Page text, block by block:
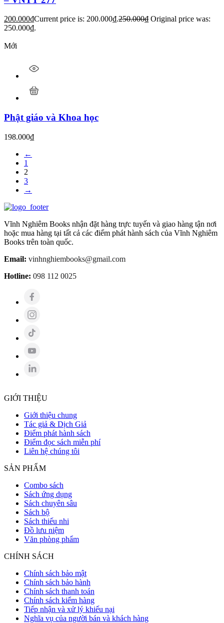
200.000₫Current price is: 200.000₫.250.000₫ Original price was:
250.000₫.
Mới
Phật giáo và Khoa học
198.000₫
←
1
2
3
→
Vĩnh Nghiêm Books nhận đặt hàng trực tuyến và giao hàng tận nơi
hoặc mua hàng tại tất cả các điểm phát hành sách của Vĩnh Nghiêm
Books trên toàn quốc.
Email: vinhnghiembooks@gmail.com
Hotline: 098 112 0025
GIỚI THIỆU
Giới thiệu chung
Tác giả & Dịch Giả
Điểm phát hành sách
Điểm đọc sách miễn phí
Liên hệ chúng tôi
SẢN PHẨM
Combo sách
Sách ứng dụng
Sách chuyên sâu
Sách bộ
Sách thiếu nhi
Đồ lưu niệm
Văn phòng phẩm
CHÍNH SÁCH
Chính sách bảo mật
Chính sách bảo hành
Chính sách thanh toán
Chính sách kiểm hàng
Tiếp nhận và xử lý khiếu nại
Nghĩa vụ của người bán và khách hàng